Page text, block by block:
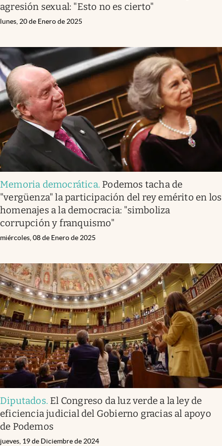
agresión sexual: "Esto no es cierto"
lunes, 20 de Enero de 2025
Memoria democrática. Podemos tacha de
"vergüenza" la participación del rey emérito en los
homenajes a la democracia: "simboliza
corrupción y franquismo"
miércoles, 08 de Enero de 2025
Diputados. El Congreso da luz verde a la ley de
eficiencia judicial del Gobierno gracias al apoyo
de Podemos
jueves, 19 de Diciembre de 2024